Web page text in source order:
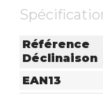
Référence
Déclinaison
EAN13